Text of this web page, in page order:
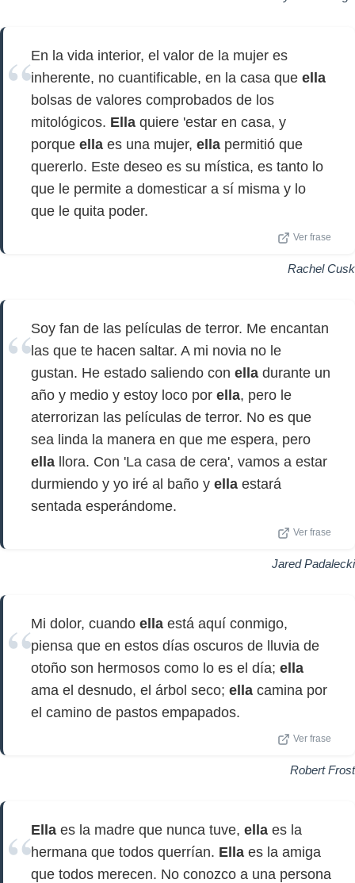
En la vida interior, el valor de la mujer es
inherente, no cuantificable, en la casa que ella
bolsas de valores comprobados de los
mitológicos. Ella quiere 'estar en casa, y
porque ella es una mujer, ella permitió que
quererlo. Este deseo es su mística, es tanto lo
que le permite a domesticar a sí misma y lo
que le quita poder.
Ver frase
Rachel Cusk
Soy fan de las películas de terror. Me encantan
las que te hacen saltar. A mi novia no le
gustan. He estado saliendo con ella durante un
año y medio y estoy loco por ella, pero le
aterrorizan las películas de terror. No es que
sea linda la manera en que me espera, pero
ella llora. Con 'La casa de cera', vamos a estar
durmiendo y yo iré al baño y ella estará
sentada esperándome.
Ver frase
Jared Padalecki
Mi dolor, cuando ella está aquí conmigo,
piensa que en estos días oscuros de lluvia de
otoño son hermosos como lo es el día; ella
ama el desnudo, el árbol seco; ella camina por
el camino de pastos empapados.
Ver frase
Robert Frost
Ella es la madre que nunca tuve, ella es la
hermana que todos querrían. Ella es la amiga
que todos merecen. No conozco a una persona